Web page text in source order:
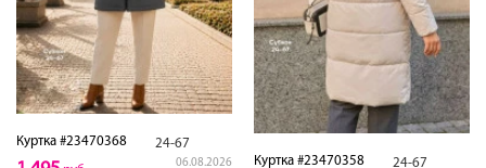
Куртка #23470368 24-67
06.08.2026 Куртка #23470358 24-67